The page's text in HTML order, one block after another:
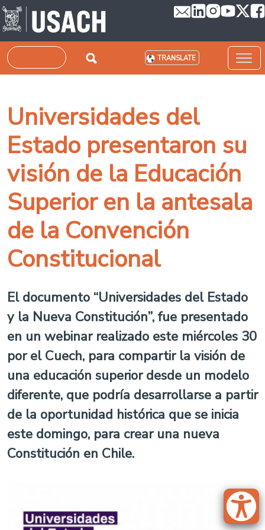
Skip to main content
Search TRANSLATE
Universidades del
Estado presentaron su
visión de la Educación
Superior en la antesala
de la Convención
Constitucional
El documento “Universidades del Estado
y la Nueva Constitución”, fue presentado
en un webinar realizado este miércoles 30
por el Cuech, para compartir la visión de
una educación superior desde un modelo
diferente, que podría desarrollarse a partir
de la oportunidad histórica que se inicia
este domingo, para crear una nueva
Constitución en Chile.